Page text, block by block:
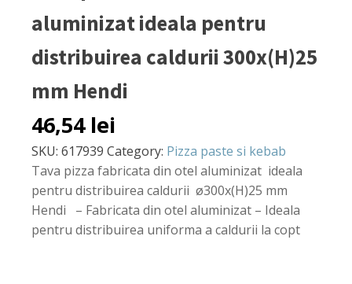
aluminizat ideala pentru
distribuirea caldurii 300x(H)25
mm Hendi
46,54 lei
SKU: 617939 Category: Pizza paste si kebab
Tava pizza fabricata din otel aluminizat ideala
pentru distribuirea caldurii ø300x(H)25 mm
Hendi – Fabricata din otel aluminizat – Ideala
pentru distribuirea uniforma a caldurii la copt